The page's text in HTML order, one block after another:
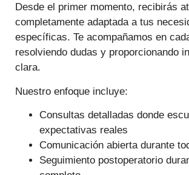
Desde el primer momento, recibirás
completamente adaptada a tus
específicas. Te acompañamos en
resolviendo dudas y proporcionando
clara.
Nuestro enfoque incluye:
Consultas detalladas donde
expectativas reales
Comunicación abierta durante
Seguimiento postoperatorio